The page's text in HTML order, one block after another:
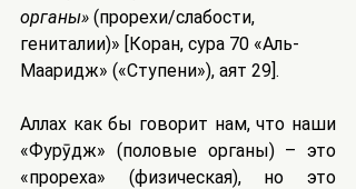
органы» (прорехи/слабости,
гениталии)» [Коран, сура 70 «Аль-
Мааридж» («Ступени»), аят 29].
Аллах как бы говорит нам, что наши
«Фурӯдж» (половые органы) – это
«прореха» (физическая), но это